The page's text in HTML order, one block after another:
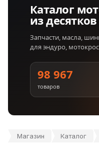
Каталог
из
Запчасти, масла,
для эндуро,
98 967
товаров
Магазин Каталог